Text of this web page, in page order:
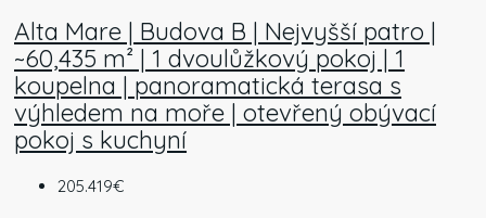
Alta Mare | Budova B | Nejvyšší patro |
~60,435 m² | 1 dvoulůžkový pokoj | 1
koupelna | panoramatická terasa s
výhledem na moře | otevřený obývací
pokoj s kuchyní
205.419€